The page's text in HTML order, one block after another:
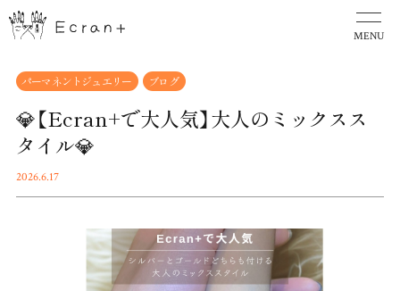
MENU
パーマネントジュエリー ブログ
💎【Ecran+で大人気】大人のミックスス
タイル💎
2026.6.17